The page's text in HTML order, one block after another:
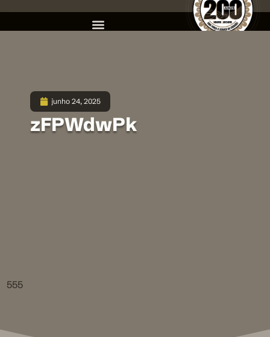
junho 24, 2025
zFPWdwPk
555